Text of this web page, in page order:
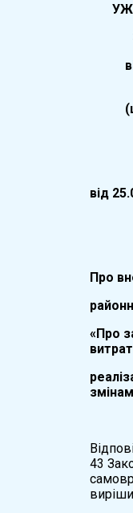
(
вiд
Про
«Про
43